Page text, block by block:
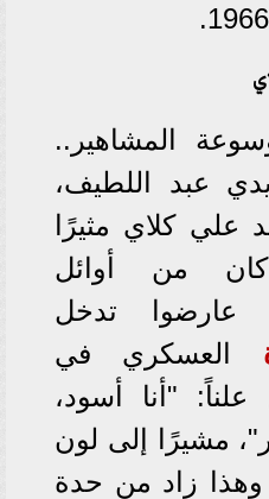
المشاهير..
عبد اللطيف،
كلاي مثيرًا
من أوائل
عارضوا تدخل
العسكري في
"أنا أسود،
مشيرًا إلى لون
وهذا زاد من حدة